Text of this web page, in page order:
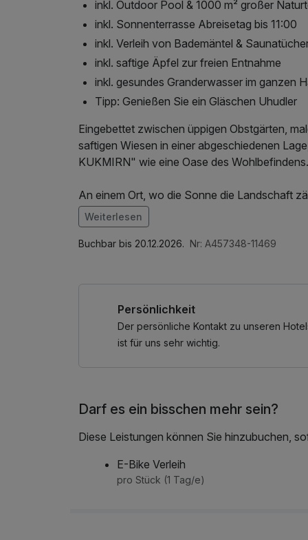
inkl. Outdoor Pool & 1000 m² großer
inkl. Sonnenterrasse Abreisetag bis 11:00
inkl. Verleih von Bademäntel &
inkl. saftige Äpfel zur freien Entnahme
inkl. gesundes Granderwasser im ganzen
Tipp: Genießen Sie ein Gläschen Uhudler
Eingebettet zwischen üppigen Obstgärten,
saftigen Wiesen in einer abgeschiedenen
KUKMIRN" wie eine Oase des Wohlbefindens.
An einem Ort, wo die Sonne die Landschaft
herzliche Atmosphäre schaffen, erwartet Sie
verspricht. Ein Urlaub im Grünen, geprägt von
Genusszimmer und eine Wellnessoase, die
Im Angebot enthalten
1 x Welcome Drink, Saunabenutzung,
Weiterlesen
Buchbar bis 20.12.2026. Nr: A457348-11469
Persönlichkeit
Der persönliche Kontakt zu unseren
ist für uns sehr wichtig.
Darf es ein bisschen mehr sein?
Diese Leistungen können Sie hinzubuchen,
E-Bike Verleih
pro Stück (1 Tag/e)